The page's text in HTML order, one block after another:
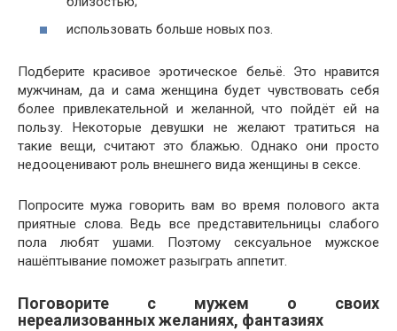
использовать больше новых поз.
Подберите красивое эротическое бельё. Это нравится
мужчинам, да и сама женщина будет чувствовать себя
более привлекательной и желанной, что пойдёт ей на
пользу. Некоторые девушки не желают тратиться на
такие вещи, считают это блажью. Однако они просто
недооценивают роль внешнего вида женщины в сексе.
Попросите мужа говорить вам во время полового акта
приятные слова. Ведь все представительницы слабого
пола любят ушами. Поэтому сексуальное мужское
нашёптывание поможет разыграть аппетит.
Поговорите с мужем о своих
нереализованных желаниях, фантазиях